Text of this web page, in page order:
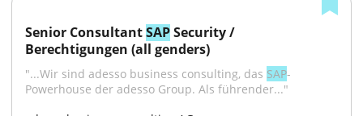
Senior Consultant SAP Security /
Berechtigungen (all genders)
"...Wir sind adesso business consulting, das SAP-
Powerhouse der adesso Group. Als führender..."